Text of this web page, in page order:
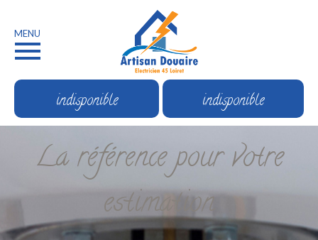
MENU
indisponible indisponible
La référence pour votre
estimation